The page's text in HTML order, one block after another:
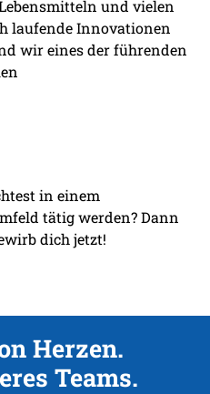
und vielen
laufende Innovationen
wir eines der führenden
in einem
tätig werden? Dann
dich jetzt!
Herzen.
Teams.